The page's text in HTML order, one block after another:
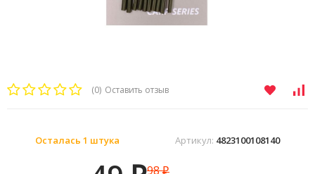
(0) Оставить отзыв
Артикул: 4823100108140
Осталась 1 штука
98₽